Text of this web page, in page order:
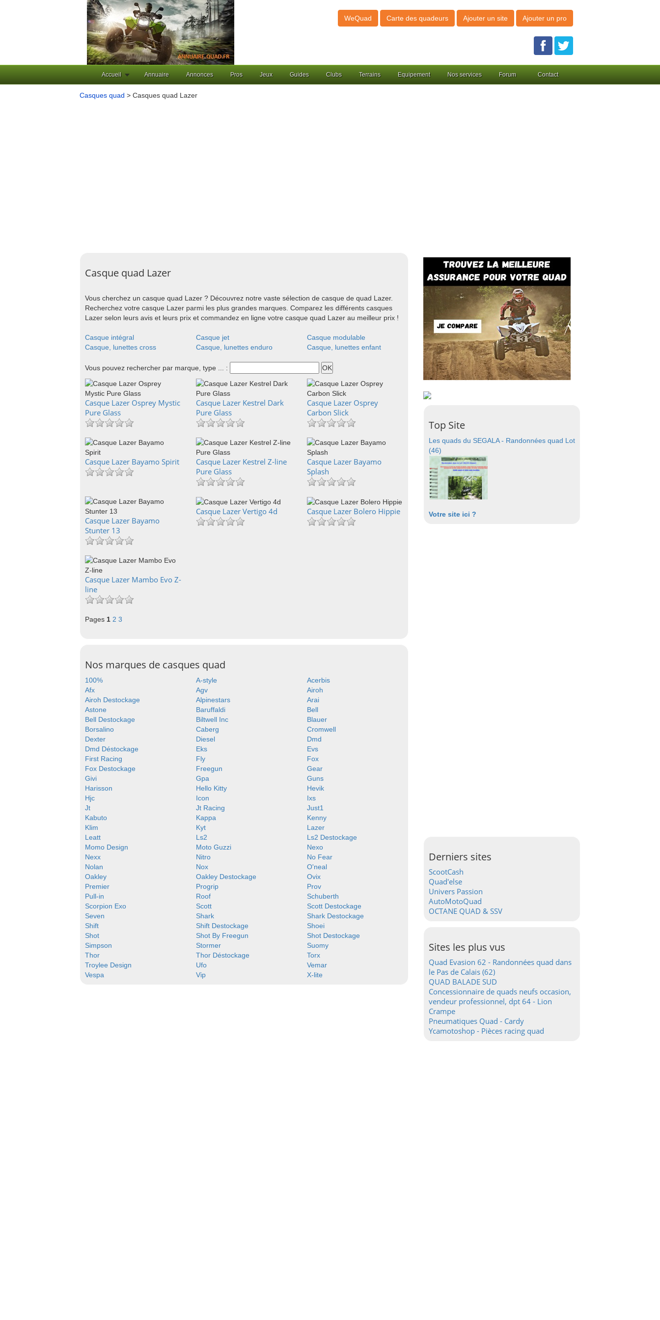
WeQuad Carte des quadeurs Ajouter un site Ajouter un pro
Accueil Annuaire Annonces Pros Jeux Guides Clubs Terrains Equipement Nos services Forum Contact
Casques quad > Casques quad Lazer
Casque quad Lazer
Vous cherchez un casque quad Lazer ? Découvrez notre vaste sélection de casque de quad Lazer.
Recherchez votre casque Lazer parmi les plus grandes marques. Comparez les différents casques
Lazer selon leurs avis et leurs prix et commandez en ligne votre casque quad Lazer au meilleur prix !
Casque intégral Casque jet
Casque modulable
Casque, lunettes cross
Casque, lunettes enduro Casque, lunettes enfant
Vous pouvez rechercher par marque, type ... :
Casque Lazer Osprey Mystic
Pure Glass
Casque Lazer Kestrel Dark
Pure Glass
Casque Lazer Osprey
Carbon Slick
Casque Lazer Bayamo Spirit
Casque Lazer Kestrel Z-line
Pure Glass
Casque Lazer Bayamo
Splash
Casque Lazer Bayamo
Stunter 13
Casque Lazer Vertigo 4d Casque Lazer Bolero Hippie
Casque Lazer Mambo Evo Z-
line
Pages 1 2 3
Nos marques de casques quad
100% A-style
Acerbis
Afx
Agv
Airoh
Airoh Destockage
Alpinestars
Arai
Astone
Baruffaldi
Bell
Bell Destockage
Biltwell Inc
Blauer
Borsalino
Caberg
Cromwell
Dexter
Diesel
Dmd
Dmd Déstockage
Eks
Evs
First Racing
Fly
Fox
Fox Destockage
Freegun
Gear
Givi
Gpa
Guns
Harisson
Hello Kitty
Hevik
Hjc
Icon
Ixs
Jt
Jt Racing
Just1
Kabuto
Kappa
Kenny
Klim
Kyt
Lazer
Leatt
Ls2
Ls2 Destockage
Momo Design
Moto Guzzi
Nexo
Nexx
Nitro
No Fear
Nolan
Nox
O'neal
Oakley
Oakley Destockage
Ovix
Premier
Progrip
Prov
Pull-in
Roof
Schuberth
Scorpion Exo
Scott
Scott Destockage
Seven
Shark
Shark Destockage
Shift
Shift Destockage
Shoei
Shot
Shot By Freegun
Shot Destockage
Simpson
Stormer
Suomy
Thor
Thor Déstockage
Torx
Troylee Design
Ufo
Vemar
Vespa
Vip X-lite
Top Site
Les quads du SEGALA - Randonnées quad Lot
(46)
Votre site ici ?
Derniers sites
ScootCash
Quad'else
Univers Passion
AutoMotoQuad
OCTANE QUAD & SSV
Sites les plus vus
Quad Evasion 62 - Randonnées quad dans
le Pas de Calais (62)
QUAD BALADE SUD
Concessionnaire de quads neufs occasion,
vendeur professionnel, dpt 64 - Lion
Crampe
Pneumatiques Quad - Cardy
Ycamotoshop - Pièces racing quad